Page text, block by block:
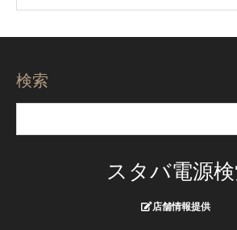
検索
スタバ電源
店舗情報提供